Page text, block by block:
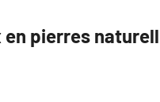
en pierres